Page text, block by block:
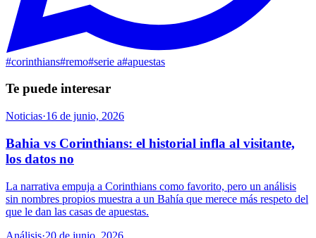
#corinthians#remo#serie a#apuestas
Te puede interesar
Noticias·16 de junio, 2026
Bahia vs Corinthians: el historial infla al visitante,
los datos no
La narrativa empuja a Corinthians como favorito, pero un análisis
sin nombres propios muestra a un Bahía que merece más respeto del
que le dan las casas de apuestas.
Análisis·20 de junio, 2026